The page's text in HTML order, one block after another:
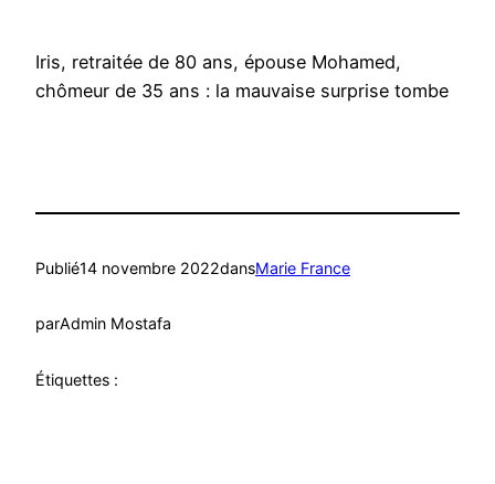
Iris, retraitée de 80 ans, épouse Mohamed,
chômeur de 35 ans : la mauvaise surprise tombe
Publié14 novembre 2022dansMarie France
parAdmin Mostafa
Étiquettes :